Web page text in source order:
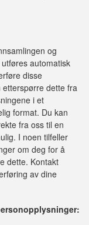
og
automatisk
disse
etterspørre dette fra
i et
format. Du kan
fra oss til en
I noen tilfeller
om deg for å
dette. Kontakt
av dine